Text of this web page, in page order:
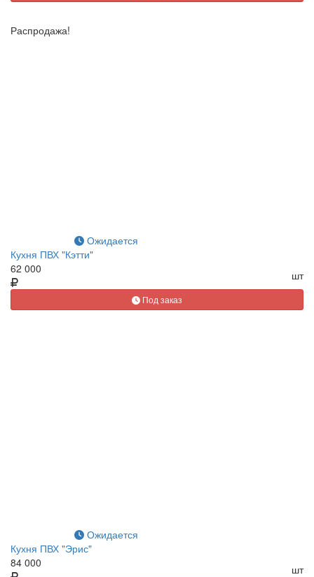
Распродажа!
Ожидается
Кухня ПВХ "Кэтти"
62 000
шт
Под заказ
Ожидается
Кухня ПВХ "Эрис"
84 000
шт